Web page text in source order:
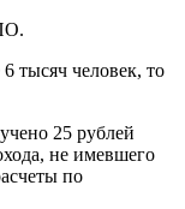
тысяч человек, то
25 рублей
не имевшего
по